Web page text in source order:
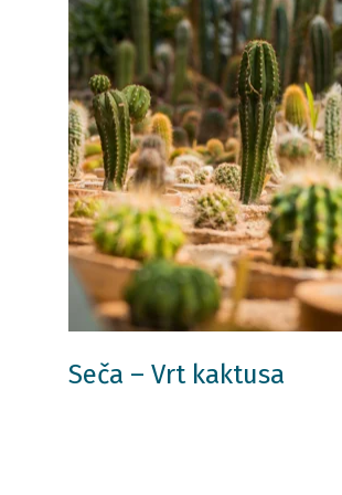
Seča – Vrt kaktusa